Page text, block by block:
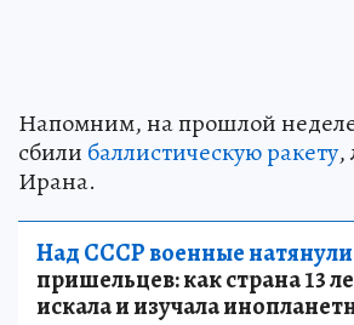
Напомним, на прошлой
сбили баллистическую ракету,
Ирана.
Над СССР военные натянули
пришельцев: как страна 13
искала и изучала